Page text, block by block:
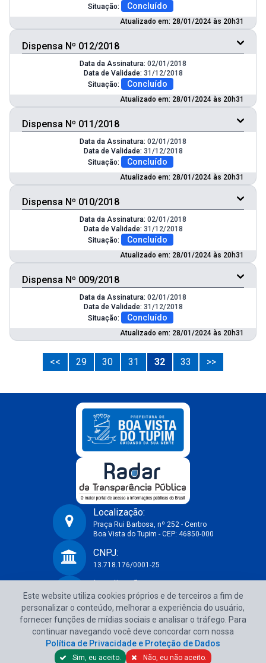
Situação:
Concluído
Atualizado em: 28/01/2024 às 20h31
Dispensa Nº 012/2018
Data da Assinatura: 02/01/2018
Data de Validade: 31/12/2018
Situação:
Concluído
Atualizado em: 28/01/2024 às 20h31
Dispensa Nº 011/2018
Data da Assinatura: 02/01/2018
Data de Validade: 31/12/2018
Situação:
Concluído
Atualizado em: 28/01/2024 às 20h31
Dispensa Nº 010/2018
Data da Assinatura: 02/01/2018
Data de Validade: 31/12/2018
Situação:
Concluído
Atualizado em: 28/01/2024 às 20h31
Dispensa Nº 009/2018
Data da Assinatura: 02/01/2018
Data de Validade: 31/12/2018
Situação:
Concluído
Atualizado em: 28/01/2024 às 20h31
<< 29 30 31 32 33 >>
Prefeitura Municipal de Boa Vista do Tupim-BA
Localização:
Praça Rui Barbosa, nº 252 - Centro
Boa Vista do Tupim - CEP: 46850-000
CNPJ:
13.718.176/0001-25
Localização:
Praça Rui Barbosa, nº 252 - Centro
Boa Vista do Tupim - CEP: 46850-000
CNPJ:
13.718.176/0001-25
Política de Privacidade e Proteção de Dados
Este website utiliza cookies próprios e de terceiros a fim de
personalizar o conteúdo, melhorar a experiência do usuário,
fornecer funções de mídias sociais e analisar o tráfego. Para
continuar navegando você deve concordar com nossa
Política de Privacidade e Proteção de Dados
Sim, eu aceito. Não, eu não aceito.